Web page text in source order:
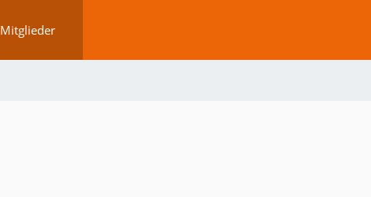
Mitglieder